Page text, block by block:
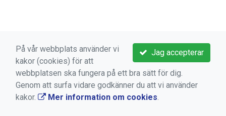
Jag accepterar
På vår webbplats använder vi
kakor (cookies) för att
webbplatsen ska fungera på ett bra sätt för dig.
Genom att surfa vidare godkänner du att vi använder
kakor.
Mer information om cookies.